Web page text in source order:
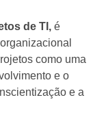
de TI, é
como uma
e o
e a